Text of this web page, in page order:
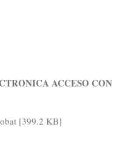
ACCESO CON
[399.2 KB]